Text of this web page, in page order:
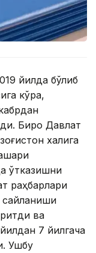
йилда бўлиб
кўра,
Бироқ Давлат
халқига
ўтказишни
раҳбарлари
сайланиши
ва
7 йилгача
Ушбу